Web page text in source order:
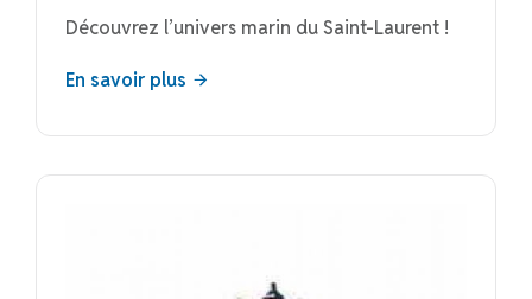
Découvrez l’univers marin du Saint-Laurent !
En savoir plus